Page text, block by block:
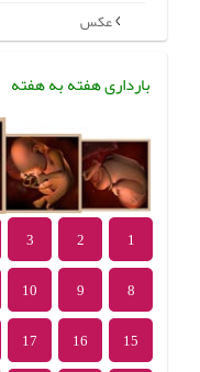
عکس
بارداری هفته به هفته
1
2
3
8
9
10
15
16
17